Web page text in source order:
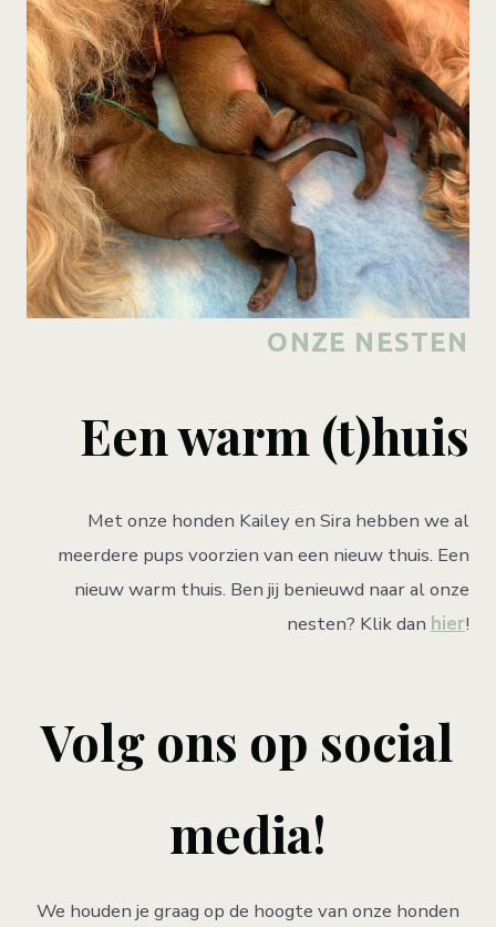
ONZE NESTEN
Een warm (t)huis
Met onze honden Kailey en Sira hebben we al
meerdere pups voorzien van een nieuw thuis. Een
nieuw warm thuis. Ben jij benieuwd naar al onze
nesten? Klik dan hier!
Volg ons op social
media!
We houden je graag op de hoogte van onze honden